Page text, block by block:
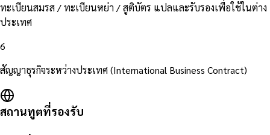
ทะเบียนสมรส / ทะเบียนหย่า / สูติบัตร แปลและรับรองเพื่อใช้ในต่าง
ประเทศ
6
สัญญาธุรกิจระหว่างประเทศ (International Business Contract)
สถานทูตที่รองรับ